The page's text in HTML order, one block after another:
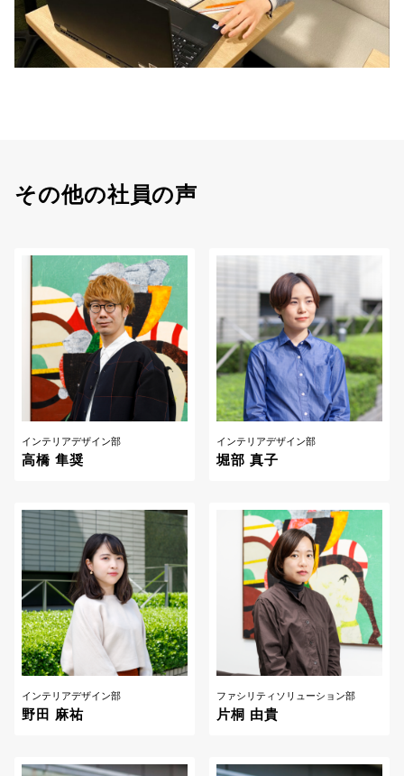
その他の社員の声
インテリアデザイン部
高橋 隼奨
インテリアデザイン部
堀部 真子
インテリアデザイン部
野田 麻祐
ファシリティソリューション部
片桐 由貴